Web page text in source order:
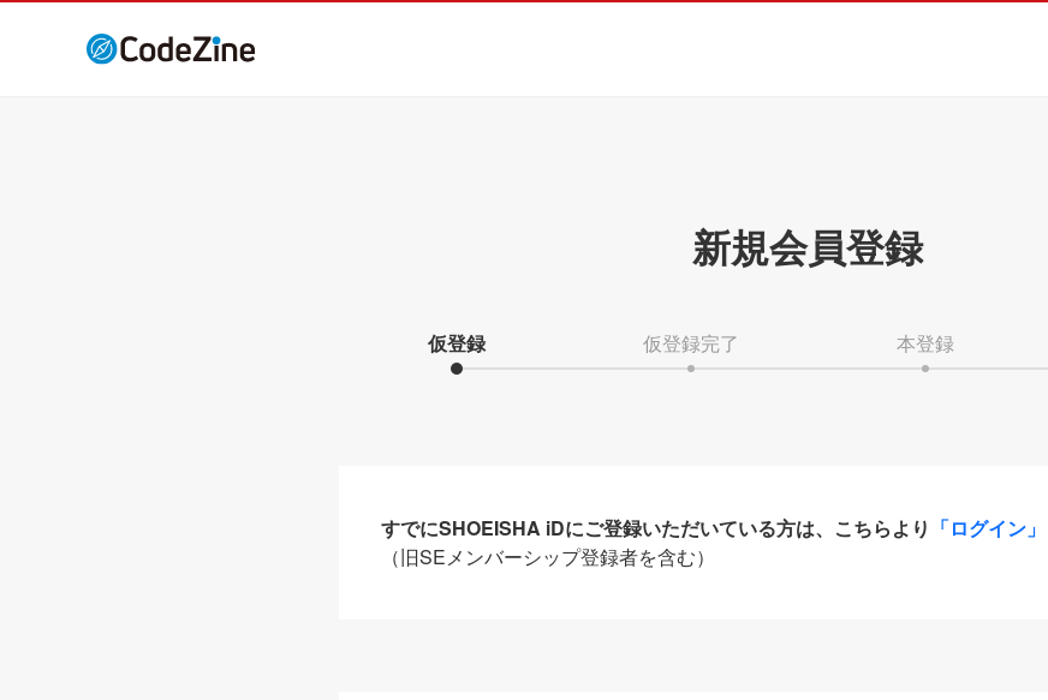
新規会員登録
仮登録 仮登録完了 本登録
すでにSHOEISHA iDにご登録いただいている方は、こちらより 「ログイン」
（旧SEメンバーシップ登録者を含む）